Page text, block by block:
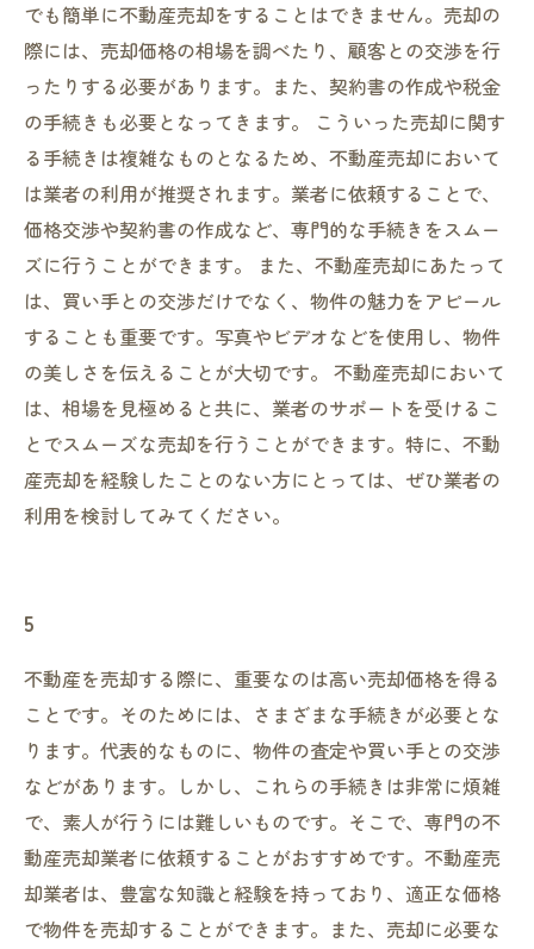
でも簡単に不動産売却をすることはできません。売却の
際には、売却価格の相場を調べたり、顧客との交渉を行
ったりする必要があります。また、契約書の作成や税金
の手続きも必要となってきます。 こういった売却に関す
る手続きは複雑なものとなるため、不動産売却において
は業者の利用が推奨されます。業者に依頼することで、
価格交渉や契約書の作成など、専門的な手続きをスムー
ズに行うことができます。 また、不動産売却にあたって
は、買い手との交渉だけでなく、物件の魅力をアピール
することも重要です。写真やビデオなどを使用し、物件
の美しさを伝えることが大切です。 不動産売却において
は、相場を見極めると共に、業者のサポートを受けるこ
とでスムーズな売却を行うことができます。特に、不動
産売却を経験したことのない方にとっては、ぜひ業者の
利用を検討してみてください。
5
不動産を売却する際に、重要なのは高い売却価格を得る
ことです。そのためには、さまざまな手続きが必要とな
ります。代表的なものに、物件の査定や買い手との交渉
などがあります。しかし、これらの手続きは非常に煩雑
で、素人が行うには難しいものです。そこで、専門の不
動産売却業者に依頼することがおすすめです。不動産売
却業者は、豊富な知識と経験を持っており、適正な価格
で物件を売却することができます。また、売却に必要な